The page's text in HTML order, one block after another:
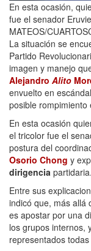
En esta ocasión,
fue el senador
MATEOS/
La situación se
Partido
imagen y manejo
Alejandro Alito
envuelto en
posible rompimiento
En esta ocasión
el tricolor fue el
postura del
Osorio Chong y
dirigencia partidaria.
Entre sus
indicó que, más allá
es apostar por una
los grupos internos,
representados